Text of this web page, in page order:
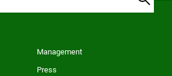
Management
Press